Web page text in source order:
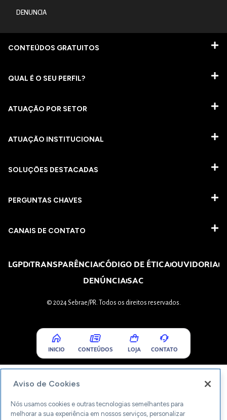
DENUNCIA
CONTEÚDOS GRATUITOS
QUAL É O SEU PERFIL?
ATUAÇÃO POR SETOR
ATUAÇÃO INSTITUCIONAL
SOLUÇÕES DESTACADAS
PERGUNTAS CHAVES​
CANAIS DE CONTATO
LGPDTRANSPARÊNCIACÓDIGO DE ÉTICAOUVIDORIA
DENÚNCIASAC
© 2024 Sebrae/PR. Todos os direitos reservados.
INICIO CONTEÚDOS LOJA CONTATO
Aviso de Cookies
Nós usamos cookies e outras tecnologias semelhantes para
melhorar a sua experiência em nossos serviços, personalizar